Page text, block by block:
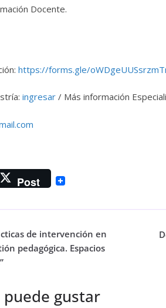
Docente.
https://forms.gle/
ingresar / Más información
Post
de intervención en
pedagógica. Espacios
gustar